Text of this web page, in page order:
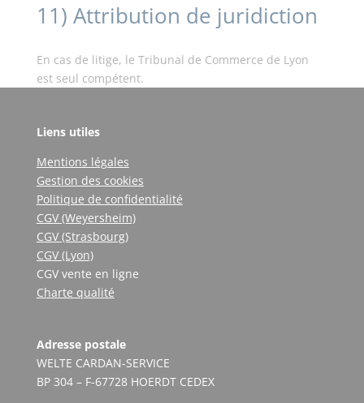
11) Attribution de juridiction
En cas de litige, le Tribunal de Commerce de Lyon
est seul compétent.
Liens utiles
Mentions légales
Gestion des cookies
Politique de confidentialité
CGV (Weyersheim)
CGV (Strasbourg)
CGV (Lyon)
CGV vente en ligne
Charte qualité
Adresse postale
WELTE CARDAN-SERVICE
BP 304 – F-67728 HOERDT CEDEX